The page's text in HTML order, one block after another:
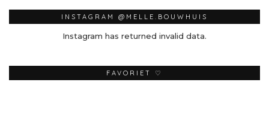
INSTAGRAM @MELLE.BOUWHUIS
Instagram has returned invalid data.
FAVORIET ♡